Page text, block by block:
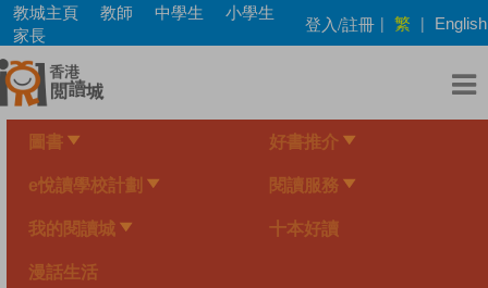
Skip
main
content
教城主頁 教師 中學生
小學生
家長
登入/註冊 | 繁 | English
圖書 好書推介
e悅讀學校計劃 閱讀服務
我的閱讀城 十本好讀
漫話生活